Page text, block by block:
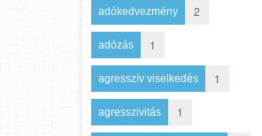
adókedvezmény 2
adózás 1
agresszív viselkedés 1
agresszivitás 1